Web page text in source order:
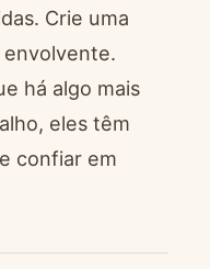
Crie uma
há algo mais
eles têm
confiar em